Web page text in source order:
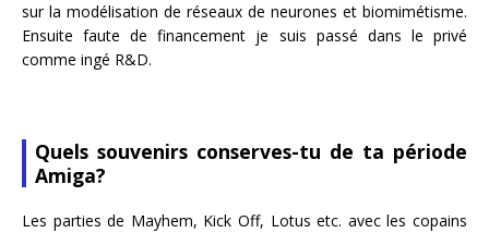
sur la modélisation de réseaux de neurones et biomimétisme.
Ensuite faute de financement je suis passé dans le privé
comme ingé R&D.
Quels souvenirs conserves-tu de ta période
Amiga?
Les parties de Mayhem, Kick Off, Lotus etc. avec les copains